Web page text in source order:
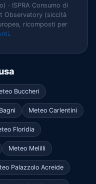
· ISPRA Consumo di
Observatory (siccità
ricomposti per
.
Buccheri
Meteo Carlentini
Floridia
Meteo Melilli
Palazzolo Acreide